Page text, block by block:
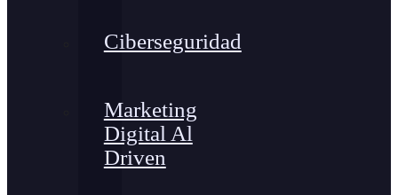
Ciberseguridad
Marketing
Digital Al
Driven